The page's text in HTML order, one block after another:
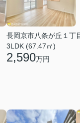
長岡京市八条が丘１丁
3LDK (67.47㎡)
2,590万円